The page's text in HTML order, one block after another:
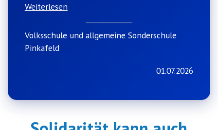
Weiterlesen
Volksschule und allgemeine Sonderschule
Pinkafeld
01.07.2026